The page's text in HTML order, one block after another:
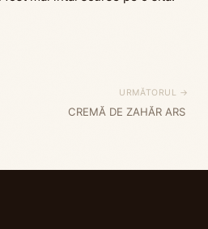
URMĂTORUL →
CREMĂ DE ZAHĂR ARS